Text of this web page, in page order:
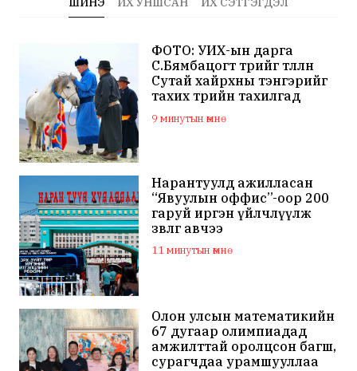
ФОТО: УИХ-ын дарга
С.Бямбацогт төрийг төлөөлөн
Сутай хайрхны тэнгэрийг
тахих төрийн тахилгад
оролцлоо
9 минутын өмнө
Нарантуулд ажилласан
“Явуулын оффис”-оор 200
гаруй иргэн үйлчлүүлж
зөвлөгөө авчээ
11 минутын өмнө
Олон улсын математикийн
67 дугаар олимпиадад
амжилттай оролцсон багш,
сурагчдаа урамшууллаа